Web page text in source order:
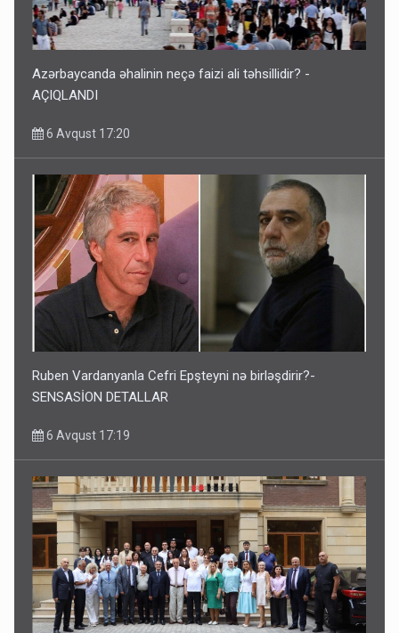
Azərbaycanda əhalinin neçə faizi ali təhsillidir? -
AÇIQLANDI
6 Avqust 17:20
Ruben Vardanyanla Cefri Epşteyni nə birləşdirir?-
SENSASİON DETALLAR
6 Avqust 17:19